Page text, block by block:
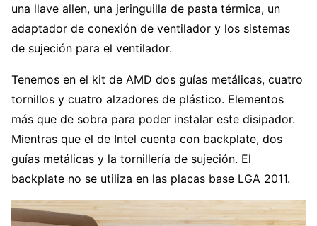
una llave allen, una jeringuilla de pasta térmica, un
adaptador de conexión de ventilador y los sistemas
de sujeción para el ventilador.
Tenemos en el kit de AMD dos guías metálicas, cuatro
tornillos y cuatro alzadores de plástico. Elementos
más que de sobra para poder instalar este disipador.
Mientras que el de Intel cuenta con backplate, dos
guías metálicas y la tornillería de sujeción. El
backplate no se utiliza en las placas base LGA 2011.